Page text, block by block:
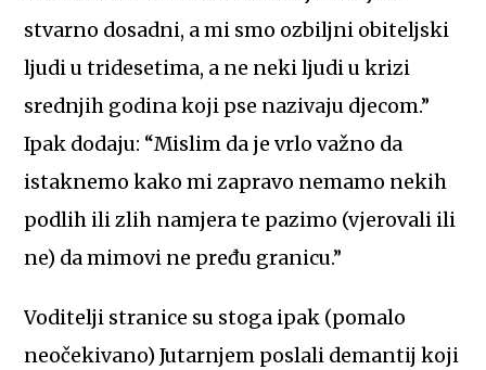
stvarno dosadni, a mi smo ozbiljni obiteljski
ljudi u tridesetima, a ne neki ljudi u krizi
srednjih godina koji pse nazivaju djecom.”
Ipak dodaju: “Mislim da je vrlo važno da
istaknemo kako mi zapravo nemamo nekih
podlih ili zlih namjera te pazimo (vjerovali ili
ne) da mimovi ne pređu granicu.”
Voditelji stranice su stoga ipak (pomalo
neočekivano) Jutarnjem poslali demantij koji